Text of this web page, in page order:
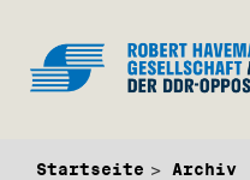
Startseite Archiv